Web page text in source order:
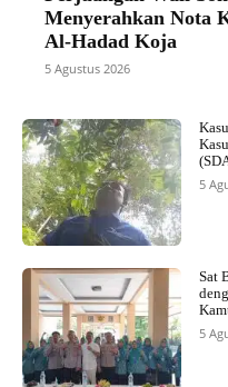
Menyerahkan Nota
Al-Hadad Koja
5 Agustus 2026
5
Sat
5